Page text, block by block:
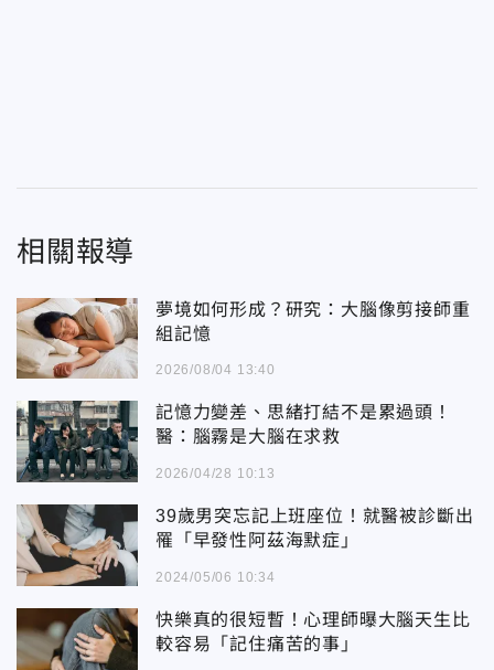
相關報導
夢境如何形成？研究：大腦像剪接師重
組記憶
2026/08/04 13:40
記憶力變差、思緒打結不是累過頭！
醫：腦霧是大腦在求救
2026/04/28 10:13
39歲男突忘記上班座位！就醫被診斷出
罹「早發性阿茲海默症」
2024/05/06 10:34
快樂真的很短暫！心理師曝大腦天生比
較容易「記住痛苦的事」